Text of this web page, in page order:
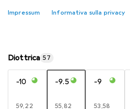
Impressum Informativa sulla privacy
Diottrica 57
-10
EUR
59,22
-9.5
EUR
55,82
-9
EUR
53,58